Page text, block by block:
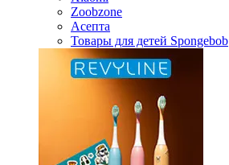
Zoobzone
Асепта
Товары для детей Spongebob